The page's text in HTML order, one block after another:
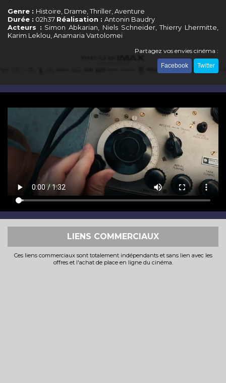
Genre : Histoire, Drame, Thriller, Aventure
Durée : 02h37 Réalisation : Antonin Baudry
Acteurs : Simon Abkarian, Niels Schneider, Thierry Lhermitte,
Karim Leklou, Anamaria Vartolomei
Partagez vos envies cinéma :
Facebook Twitter
LIENS COMMERCIAUX
Ces liens commerciaux sont totalement indépendants et sans lien avec les
offres et l'achat de place en ligne du cinéma.